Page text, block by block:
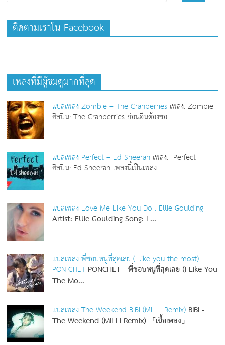
ติดตามเราใน Facebook
เพลงที่มีผู้ชมดูมากที่สุด
แปลเพลง Zombie – The Cranberries เพลง: Zombie
ศิลปิน: The Cranberries ก่อนอื่นต้องขอ...
แปลเพลง Perfect – Ed Sheeran เพลง: Perfect
ศิลปิน: Ed Sheeran เพลงนี้เป็นเพลง...
แปลเพลง Love Me Like You Do : Ellie Goulding
Artist: Ellie GouldingSong: L...
แปลเพลง พี่ชอบหนูที่สุดเลย (I like you the most) –
PON CHET PONCHET - พี่ชอบหนูที่สุดเลย (I Like You
The Mo...
แปลเพลง The Weekend-BIBI (MILLI Remix) BIBI -
The Weekend (MILLI Remix) 「เนื้อเพลง」